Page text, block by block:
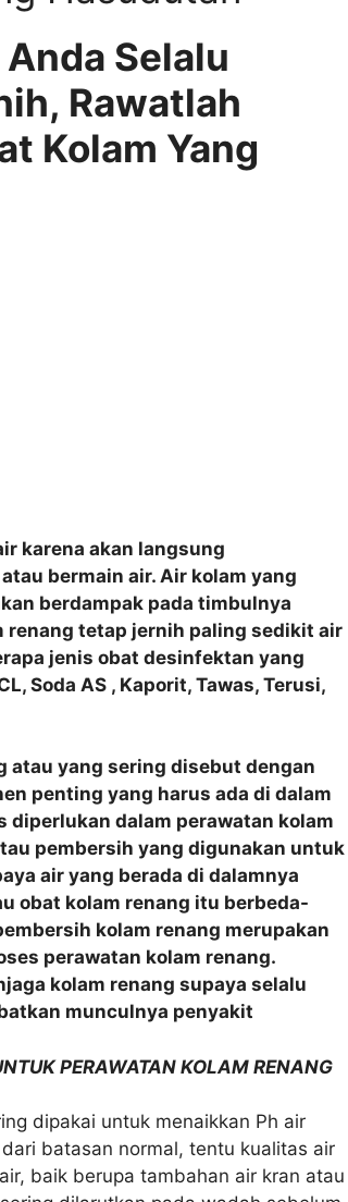
Selalu
Rawatlah
Kolam Yang
karena akan langsung
bermain air. Air kolam yang
berdampak pada timbulnya
renang tetap jernih paling sedikit air
jenis obat desinfektan yang
Soda AS , Kaporit, Tawas, Terusi,
atau yang sering disebut dengan
penting yang harus ada di dalam
diperlukan dalam perawatan kolam
pembersih yang digunakan untuk
air yang berada di dalamnya
obat kolam renang itu berbeda-
kolam renang merupakan
perawatan kolam renang.
kolam renang supaya selalu
munculnya penyakit
PERAWATAN KOLAM RENANG
dipakai untuk menaikkan Ph air
batasan normal, tentu kualitas air
baik berupa tambahan air kran atau